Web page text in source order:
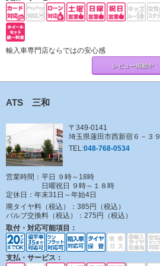
輸入車専門店ならではの安心感
レビュー掲載中
ATS 三和
〒349-0141
埼玉県蓮田市西新宿６－３９
TEL:048-768-0534
営業時間：平日 ９時～18時
日曜祝日 ９時～１８時
定休日： 年末31日～年始4日
廃タイヤ料（税込）： 385円（税込）
バルブ交換料（税込）： 275円（税込）
取付・対応可能項目：
支払・サービス：